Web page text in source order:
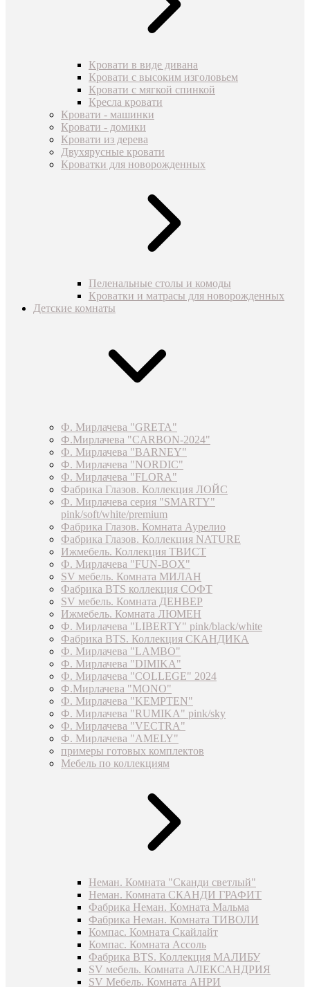
Кровати в виде дивана
Кровати с высоким изголовьем
Кровати с мягкой спинкой
Кресла кровати
Кровати - машинки
Кровати - домики
Кровати из дерева
Двухярусные кровати
Кроватки для новорожденных
Пеленальные столы и комоды
Кроватки и матрасы для новорожденных
Детские комнаты
Ф. Мирлачева "GRETA"
Ф.Мирлачева "CARBON-2024"
Ф. Мирлачева "BARNEY"
Ф. Мирлачева "NORDIC"
Ф. Мирлачева "FLORA"
Фабрика Глазов. Коллекция ЛОЙС
Ф. Мирлачева серия "SMARTY"
pink/soft/white/premium
Фабрика Глазов. Комната Аурелио
Фабрика Глазов. Коллекция NATURE
Ижмебель. Коллекция ТВИСТ
Ф. Мирлачева "FUN-BOX"
SV мебель. Комната МИЛАН
Фабрика BTS коллекция СОФТ
SV мебель. Комната ДЕНВЕР
Ижмебель. Комната ЛЮМЕН
Ф. Мирлачева "LIBERTY" pink/black/white
Фабрика BTS. Коллекция СКАНДИКА
Ф. Мирлачева "LAMBO"
Ф. Мирлачева "DIMIKA"
Ф. Мирлачева "COLLEGE" 2024
Ф.Мирлачева "MONO"
Ф. Мирлачева "KEMPTEN"
Ф. Мирлачева "RUMIKA" pink/sky
Ф. Мирлачева "VECTRA"
Ф. Мирлачева "AMELY"
примеры готовых комплектов
Мебель по коллекциям
Неман. Комната "Сканди светлый"
Неман. Комната СКАНДИ ГРАФИТ
Фабрика Неман. Комната Мальма
Фабрика Неман. Комната ТИВОЛИ
Компас. Комната Скайлайт
Компас. Комната Ассоль
Фабрика BTS. Коллекция МАЛИБУ
SV мебель. Комната АЛЕКСАНДРИЯ
SV Мебель. Комната АНРИ